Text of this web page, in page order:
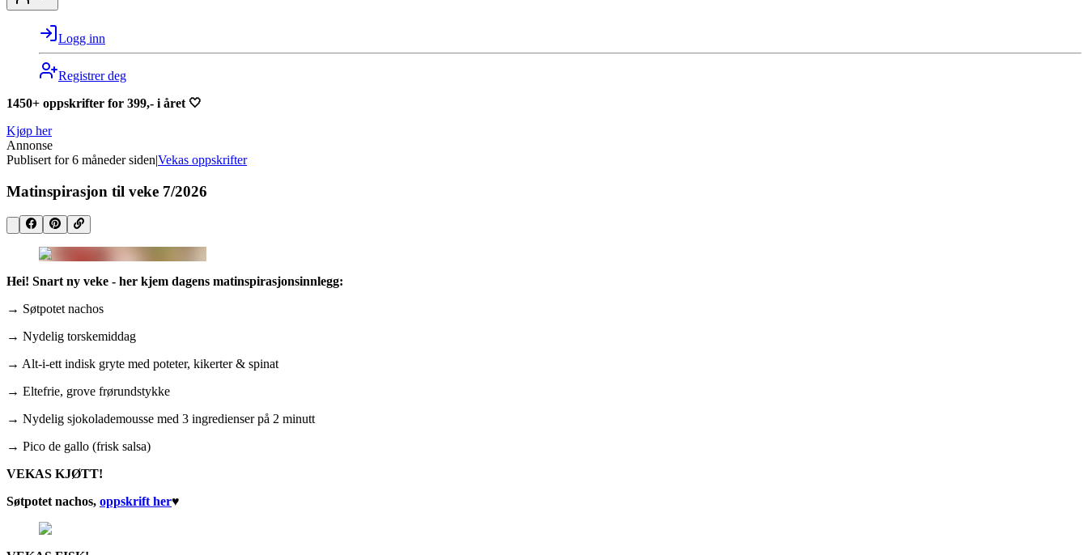
Logg inn
Registrer deg
1450+ oppskrifter for 399,- i året 🤍
Kjøp her
Annonse
Publisert for 6 måneder siden|Vekas oppskrifter
Matinspirasjon til veke 7/2026
Hei! Snart ny veke - her kjem dagens matinspirasjonsinnlegg:
→ Søtpotet nachos
→ Nydelig torskemiddag
→ Alt-i-ett indisk gryte med poteter, kikerter & spinat
→ Eltefrie, grove frørundstykke
→ Nydelig sjokolademousse med 3 ingredienser på 2 minutt
→ Pico de gallo (frisk salsa)
VEKAS KJØTT!
Søtpotet nachos, oppskrift her♥︎